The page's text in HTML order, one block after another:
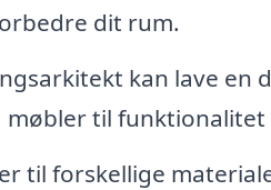
dit rum.
kan lave en
til
til forskellige